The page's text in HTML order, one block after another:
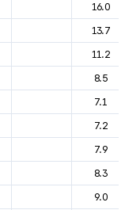
16.0
13.7
11.2
8.5
7.1
7.2
7.9
8.3
9.0